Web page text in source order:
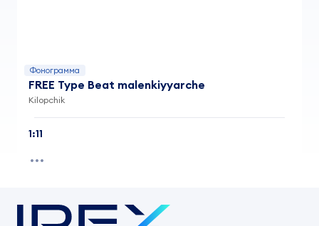
Фонограмма
FREE Type Beat malenkiyyarche
Kilopchik
1:11